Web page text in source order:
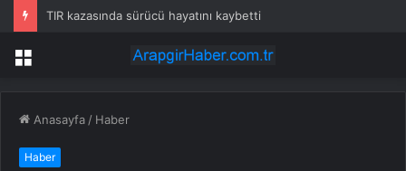
TIR kazasında sürücü hayatını kaybetti
Menü
Anasayfa / Haber
Haber